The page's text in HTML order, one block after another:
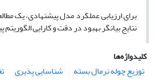
برای ارزیابی عملکرد مدل پیشنهادی، یک
نتایج بیانگر بهبود در دقت و کارایی
کلیدواژه‌ها
توزیع چوله نرمال بسته
شناسایی پذیری